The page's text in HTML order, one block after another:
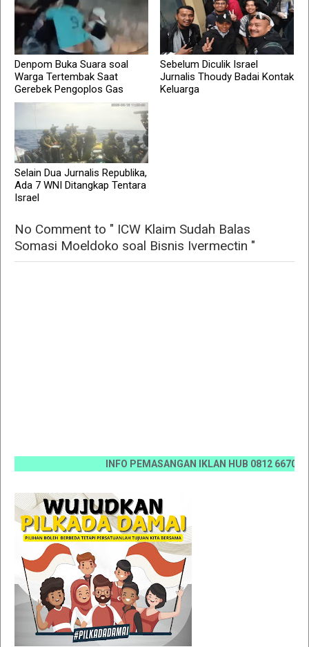
Denpom Buka Suara soal
Warga Tertembak Saat
Gerebek Pengoplos Gas
Sebelum Diculik Israel
Jurnalis Thoudy Badai Kontak
Keluarga
Selain Dua Jurnalis Republika,
Ada 7 WNI Ditangkap Tentara
Israel
No Comment to " ICW Klaim Sudah Balas
Somasi Moeldoko soal Bisnis Ivermectin "
INFO PEMASANGAN IKLAN HUB 0812 6670